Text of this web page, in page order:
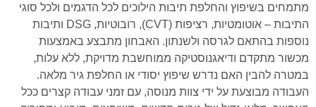
מתמחים בשיפוץ והחלפת תיבות הילוכים לכל הדגמים ולכל סוגי
התיבות – אוטומטיות, רציפות (CVT), רובוטיות, DSG ותיבות
נוספות בהתאם לגרסה ולשנתון. האבחון מתבצע באמצעות
מכשור מתקדם ודיאגנוסטיקה ממוחשבת מדויקת, ללא עלות,
במטרה להבין האם נדרש שיפוץ יסודי או החלפת גיר מלאה.
העבודה מבוצעת על ידי צוות מנוסה, עם זמני עבודה קצרים ככל